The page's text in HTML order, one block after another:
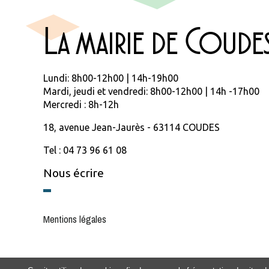
La mairie de
Lundi: 8h00-12h00 | 14h-19h00
Mardi, jeudi et vendredi: 8h00-12h00 | 14h -17h00
Mercredi : 8h-12h
18, avenue Jean-Jaurès - 63114 COUDES
Tel : 04 73 96 61 08
Nous écrire
Mentions légales